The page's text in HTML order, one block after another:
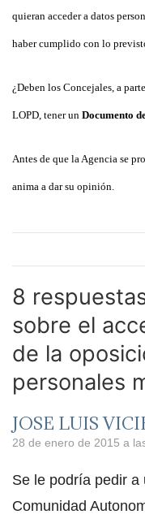
quieran acceder a datos
haber cumplido con lo
¿Deben los Concejales, a
LOPD, tener un Documento
Antes de que la Agencia se
anima a dar su opinión.
8
sobre el
de la
personales
JOSE LUIS
28 de enero de 2015 a
Se le podría pedir a
Comunidad